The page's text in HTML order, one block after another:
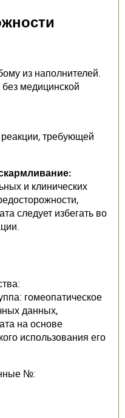
из наполнителей.
медицинской
требующей
и клинических
следует избегать во
гомеопатическое
данных,
на основе
использования его
№: